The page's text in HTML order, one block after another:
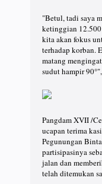
"Betul, tadi saya
ketinggian
kita akan fokus
terhadap korban.
matang
sudut hampir
Pangdam XVII /
ucapan terima
Pegunungan
partisipasinya
jalan dan
telah ditemukan